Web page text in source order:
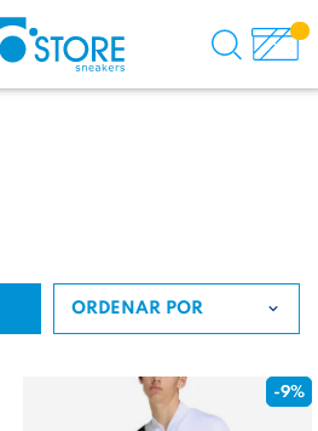
ORDENAR POR
-9%